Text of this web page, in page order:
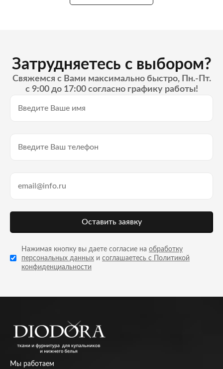
Затрудняетесь с выбором?
Свяжемся с Вами максимально быстро, Пн.-Пт.
с 9:00 до 17:00 согласно графику работы!
Оставить заявку
Нажимая кнопку вы даете согласие на обработку
персональных данных и соглашаетесь с Политикой
конфиденциальности
Мы работаем